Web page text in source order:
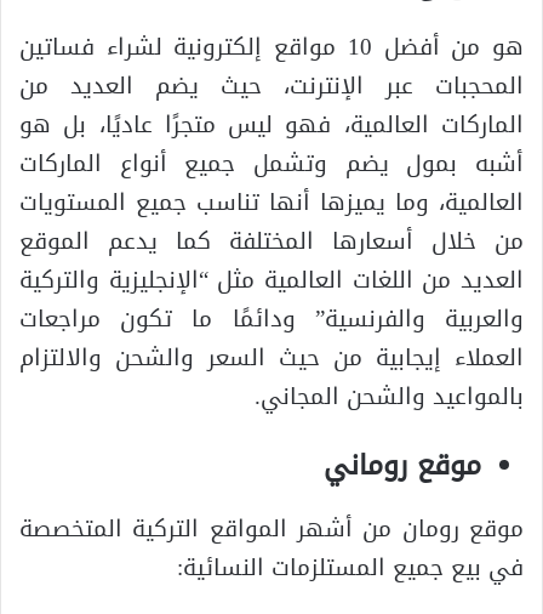
هو من أفضل 10 مواقع إلكترونية لشراء فساتين
المحجبات عبر الإنترنت، حيث يضم العديد من
الماركات العالمية، فهو ليس متجرًا عاديًا، بل هو
أشبه بمول يضم وتشمل جميع أنواع الماركات
العالمية، وما يميزها أنها تناسب جميع المستويات
من خلال أسعارها المختلفة كما يدعم الموقع
العديد من اللغات العالمية مثل “الإنجليزية والتركية
والعربية والفرنسية” ودائمًا ما تكون مراجعات
العملاء إيجابية من حيث السعر والشحن والالتزام
بالمواعيد والشحن المجاني.
موقع روماني
موقع رومان من أشهر المواقع التركية المتخصصة
في بيع جميع المستلزمات النسائية: